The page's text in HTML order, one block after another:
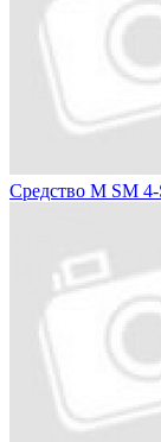
Средство M SM